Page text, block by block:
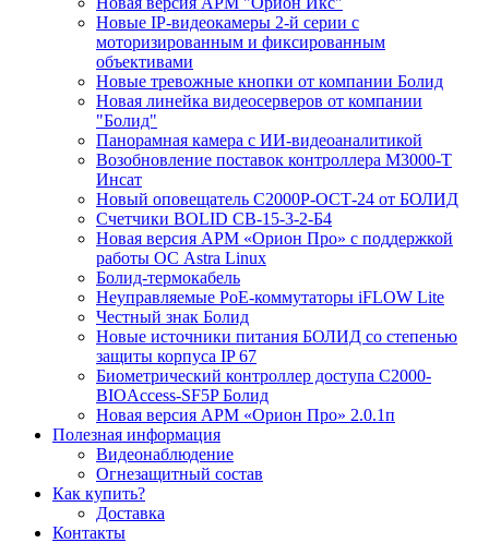
Новые IP-видеокамеры 2-й серии с
моторизированным и фиксированным
объективами
Новые тревожные кнопки от компании Болид
Новая линейка видеосерверов от компании
"Болид"
Панорамная камера с ИИ-видеоаналитикой
Возобновление поставок контроллера М3000-Т
Инсат
Новый оповещатель С2000Р-ОСТ-24 от БОЛИД
Счетчики BOLID СВ-15-3-2-Б4
Новая версия АРМ «Орион Про» с поддержкой
работы ОС Astra Linux
Болид-термокабель
Неуправляемые PoE-коммутаторы iFLOW Lite
Честный знак Болид
Новые источники питания БОЛИД со степенью
защиты корпуса IP 67
Биометрический контроллер доступа С2000-
BIOAccess-SF5P Болид
Новая версия АРМ «Орион Про» 2.0.1п
Полезная информация
Видеонаблюдение
Огнезащитный состав
Как купить?
Доставка
Контакты